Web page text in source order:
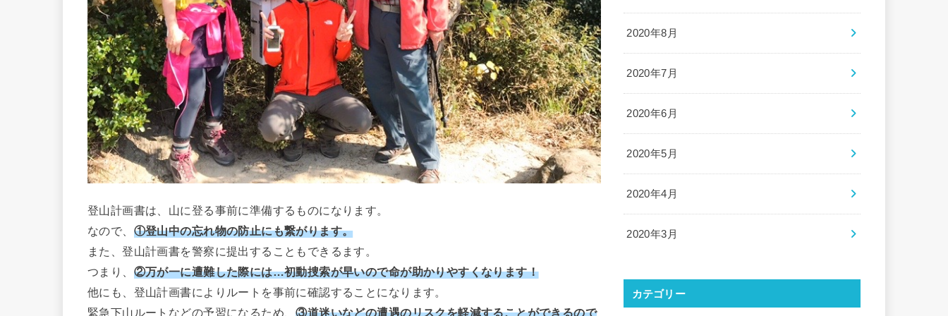
登山計画書は、山に登る事前に準備するものになります。
なので、 ①登山中の忘れ物の防止にも繋がります。
また、登山計画書を警察に提出することもできるます。
つまり、 ②万が一に遭難した際には…初動捜索が早いので命が助かりやすくなります！
他にも、登山計画書によりルートを事前に確認することになります。
緊急下山ルートなどの予習になるため、③道迷いなどの遭遇のリスクを軽減することができるので
2020年8月
2020年7月
2020年6月
2020年5月
2020年4月
2020年3月
カテゴリー